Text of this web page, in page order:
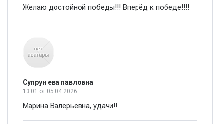
Желаю достойной победы!!! Вперёд к победе!!!!
Супрун ева павловна
13:01 от 05.04.2026
Марина Валерьевна, удачи!!